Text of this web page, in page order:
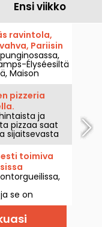
Ensi viikko
ravintola,
Pariisin
Élyséesiltä
Maison
kohtaa
henkeä
pizzeria
ja
pizzaa saat
sijaitsevasta
toimiva
se on